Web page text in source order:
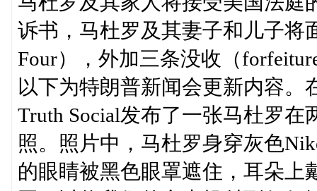
诉书，马杜罗及其妻子和儿子将
Four），外加三条没收（
以下为特朗普新闻会更新内容
Truth Social发布了一张马杜罗在
照。照片中，马杜罗身穿灰色
的眼睛被黑色眼罩遮住，耳朵上